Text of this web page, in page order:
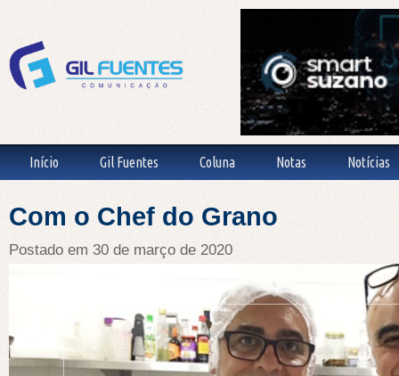
Início Gil Fuentes Coluna Notas Notícias
Com o Chef do Grano
Postado em 30 de março de 2020